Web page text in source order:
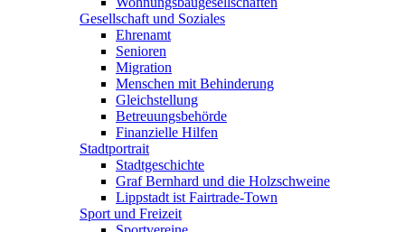
Gesellschaft und Soziales
Ehrenamt
Senioren
Migration
Menschen mit Behinderung
Gleichstellung
Betreuungsbehörde
Finanzielle Hilfen
Stadtportrait
Stadtgeschichte
Graf Bernhard und die Holzschweine
Lippstadt ist Fairtrade-Town
Sport und Freizeit